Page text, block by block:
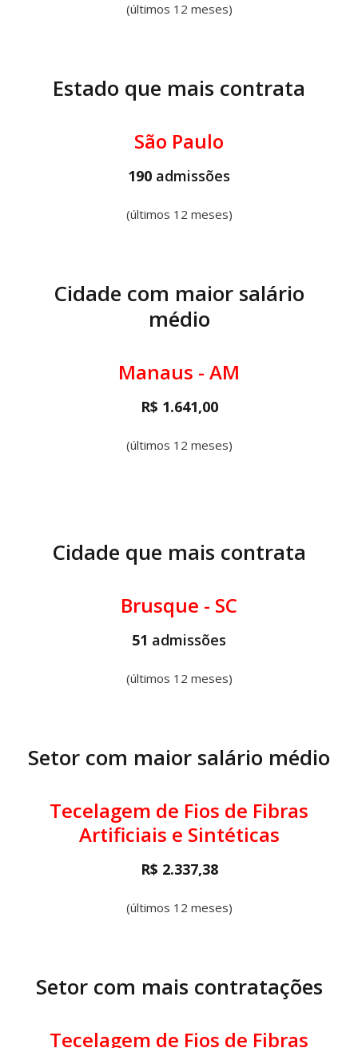
(últimos 12 meses)
Estado que mais contrata
São Paulo
190 admissões
(últimos 12 meses)
Cidade com maior salário
médio
Manaus - AM
R$ 1.641,00
(últimos 12 meses)
Cidade que mais contrata
Brusque - SC
51 admissões
(últimos 12 meses)
Setor com maior salário médio
Tecelagem de Fios de Fibras
Artificiais e Sintéticas
R$ 2.337,38
(últimos 12 meses)
Setor com mais contratações
Tecelagem de Fios de Fibras